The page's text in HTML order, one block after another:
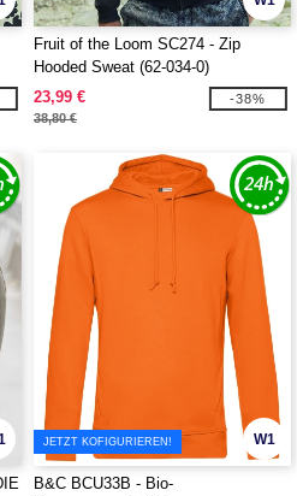
Fruit of the Loom SC274 - Zip
Hooded Sweat (62-034-0)
23,99 €
38,80 €
-38%
W1
JETZT KOFIGURIEREN!
B&C BCU33B - Bio-